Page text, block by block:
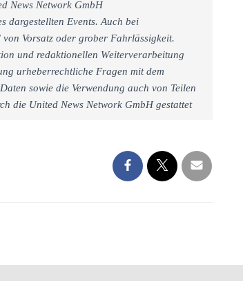
News Network GmbH
dargestellten Events. Auch bei
Vorsatz oder grober Fahrlässigkeit.
und redaktionellen Weiterverarbeitung
urheberrechtliche Fragen mit dem
sowie die Verwendung auch von Teilen
die United News Network GmbH gestattet